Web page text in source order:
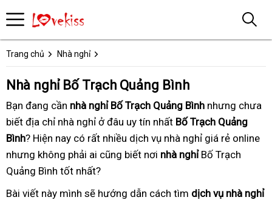
Trang chủ Nhà nghỉ
Nhà nghỉ Bố Trạch Quảng Bình
Bạn đang chuyên
nghiệp
cần nhà nghỉ Bố Trạch Quảng Bình tận
nơi
nhưng chưa
biết vệ
sinh
địa chỉ nhà nghỉ ở đâu uy tín nhất nổi
tiếng
Bố Trạch Quảng
Bình? Hiện nay danh
sách
có rất nhiều danh
sách
dịch vụ nhà nghỉ cao
cấp
giá rẻ online
nhưng không phải ai cũng biết khách
nơi nhà nghỉBố Trạch
Quảng Bình tốt nhấtbáo
giá
?
Bài viết này chất
mình sẽ hướng dẫn bảng
cách tìm dịch vụ nhà nghỉ